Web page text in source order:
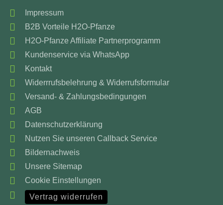
Impressum
B2B Vorteile H2O-Pfanze
H2O-Pfanze Affiliate Partnerprogramm
Kundenservice via WhatsApp
Kontakt
Widerrrufsbelehrung & Widerrufsformular
Versand- & Zahlungsbedingungen
AGB
Datenschutzerklärung
Nutzen Sie unseren Callback Service
Bildernachweis
Unsere Sitemap
Cookie Einstellungen
Vertrag widerrufen